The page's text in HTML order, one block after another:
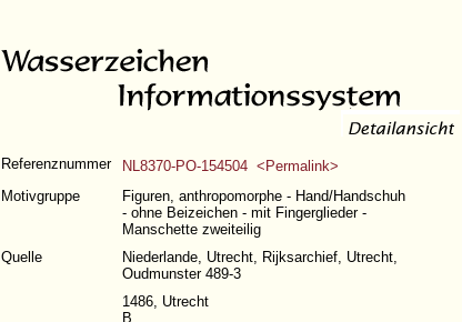
Referenznummer
NL8370-PO-154504 <Permalink>
Motivgruppe
Figuren, anthropomorphe - Hand/Handschuh
- ohne Beizeichen - mit Fingerglieder -
Manschette zweiteilig
Quelle
Niederlande, Utrecht, Rijksarchief, Utrecht,
Oudmunster 489-3
1486, Utrecht
B